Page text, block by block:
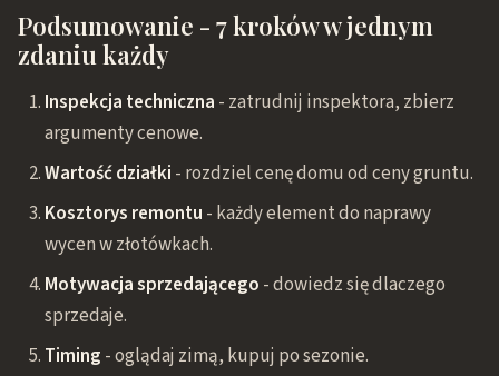
Podsumowanie - 7 kroków w jednym
zdaniu każdy
Inspekcja techniczna - zatrudnij inspektora, zbierz
argumenty cenowe.
Wartość działki - rozdziel cenę domu od ceny gruntu.
Kosztorys remontu - każdy element do naprawy
wycen w złotówkach.
Motywacja sprzedającego - dowiedz się dlaczego
sprzedaje.
Timing - oglądaj zimą, kupuj po sezonie.